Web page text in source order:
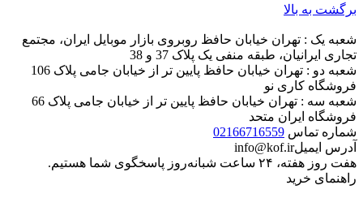
برگشت به بالا
شعبه یک : تهران خیابان حافظ روبروی بازار موبایل ایران، مجتمع
تجاری ایرانیان، طبقه منفی یک پلاک 37 و 38
شعبه دو : تهران خیابان حافظ پایین تر از خیابان جامی پلاک 106
فروشگاه کاری نو
شعبه سه : تهران خیابان حافظ پایین تر از خیابان جامی پلاک 66
فروشگاه ایران متحد
شماره تماس 02166716559
آدرس ایمیلinfo@kof.ir
هفت روز هفته، ۲۴ ساعت شبانه‌روز پاسخگوی شما هستیم.
راهنمای خرید